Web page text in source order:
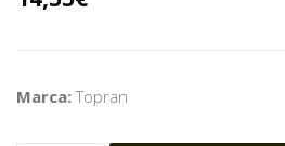
Marca:Topran